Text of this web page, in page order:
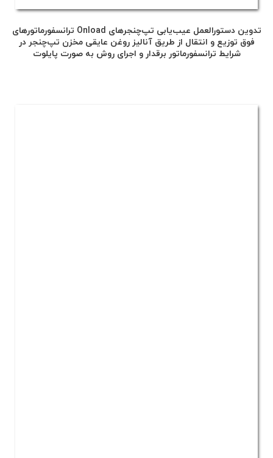
تدوین دستورالعمل عیب‌یابی تپ‌چنجرهای Onload ترانسفورماتورهای
فوق توزیع و انتقال از طریق آنالیز روغن عایقی مخزن تپ‌چنجر در
شرایط ترانسفورماتور برقدار و اجرای روش به صورت پایلوت